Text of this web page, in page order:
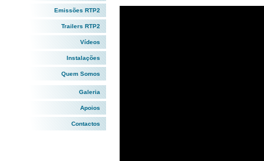
Emissões RTP2
Trailers RTP2
Vídeos
Instalações
Quem Somos
Galeria
Apoios
Contactos